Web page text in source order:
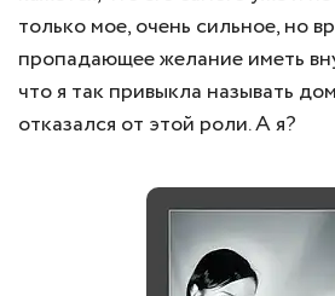
только мое, очень сильное, но
пропадающее желание иметь
что я так привыкла называть
отказался от этой роли. А я?